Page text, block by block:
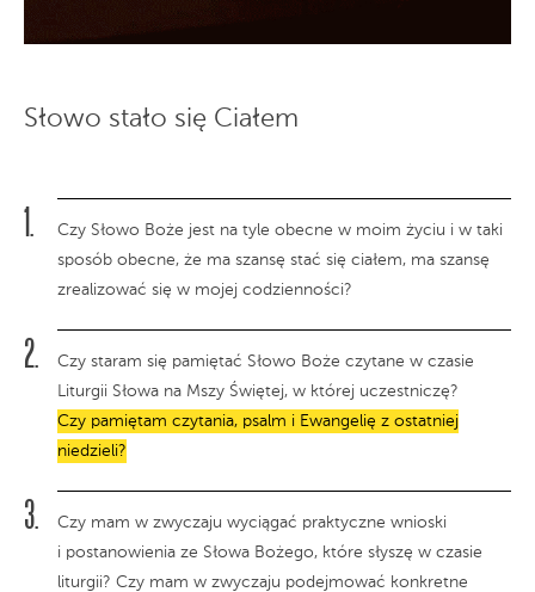
Słowo stało się Ciałem
Czy Słowo Boże jest na tyle obecne w moim życiu i w taki
sposób obecne, że ma szansę stać się ciałem, ma szansę
zrealizować się w mojej codzienności?
Czy staram się pamiętać Słowo Boże czytane w czasie
Liturgii Słowa na Mszy Świętej, w której uczestniczę?
Czy pamiętam czytania, psalm i Ewangelię z ostatniej
niedzieli?
Czy mam w zwyczaju wyciągać praktyczne wnioski
i postanowienia ze Słowa Bożego, które słyszę w czasie
liturgii? Czy mam w zwyczaju podejmować konkretne